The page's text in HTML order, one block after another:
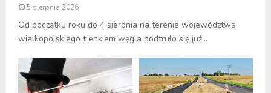
5 sierpnia 2026
Od początku roku do 4 sierpnia na terenie województwa
wielkopolskiego tlenkiem węgla podtruło się już...